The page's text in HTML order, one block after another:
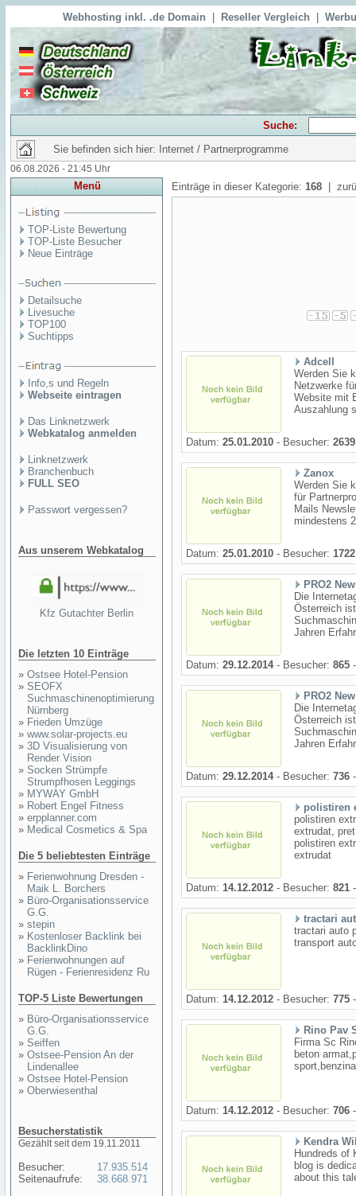
Webhosting inkl. .de Domain Reseller Vergleich
Suche:
Sie befinden sich hier: Internet / Partnerprogramme
06.08.2026 - 21:45 Uhr
Menü
TOP-Liste Bewertung
TOP-Liste Besucher
Neue Einträge
Detailsuche
Livesuche
TOP100
Suchtipps
Info,s und Regeln
Webseite eintragen
Das Linknetzwerk
Webkatalog anmelden
Linknetzwerk
Branchenbuch
FULL SEO
Passwort vergessen?
Aus unserem Webkatalog
Kfz Gutachter Berlin
Die letzten 10 Einträge
» Ostsee Hotel-Pension
» SEOFX
Suchmaschinenoptimierung
Nürnberg
» Frieden Umzüge
» www.solar-projects.eu
» 3D Visualisierung von
Render Vision
» Socken Strümpfe
Strumpfhosen Leggings
» MYWAY GmbH
» Robert Engel Fitness
» erpplanner.com
» Medical Cosmetics & Spa
Die 5 beliebtesten Einträge
» Ferienwohnung Dresden -
Maik L. Borchers
» Büro-Organisationsservice
G.G.
» stepin
» Kostenloser Backlink bei
BacklinkDino
» Ferienwohnungen auf
Rügen - Ferienresidenz Ru
TOP-5 Liste Bewertungen
» Büro-Organisationsservice
G.G.
» Seiffen
» Ostsee-Pension An der
Lindenallee
» Ostsee Hotel-Pension
» Oberwiesenthal
Besucherstatistik
Gezählt seit dem 19.11.2011
Besucher:
Seitenaufrufe:
17.935.514
38.668.971
Einträge in dieser Kategorie: 168 |
Adcell
Werden Sie
Netzwerke
Website mit
Auszahlung
Datum: 25.01.2010 - Besucher: 2639
Zanox
Werden Sie
für
Mails
mindestens
Datum: 25.01.2010 - Besucher: 1722
PRO2
Die
Österreich
Jahren
Datum: 29.12.2014- Besucher: 865
PRO2
Die
Österreich
Jahren
Datum: 29.12.2014- Besucher: 736
polistiren
polistiren
extrudat,
polistiren
extrudat
Datum: 14.12.2012 - Besucher: 821
tractari
tractari auto
transport
Datum: 14.12.2012 - Besucher: 775
Rino Pav
Firma Sc
beton
Datum: 14.12.2012 - Besucher: 706
Kendra
Hundreds of
blog is
about this